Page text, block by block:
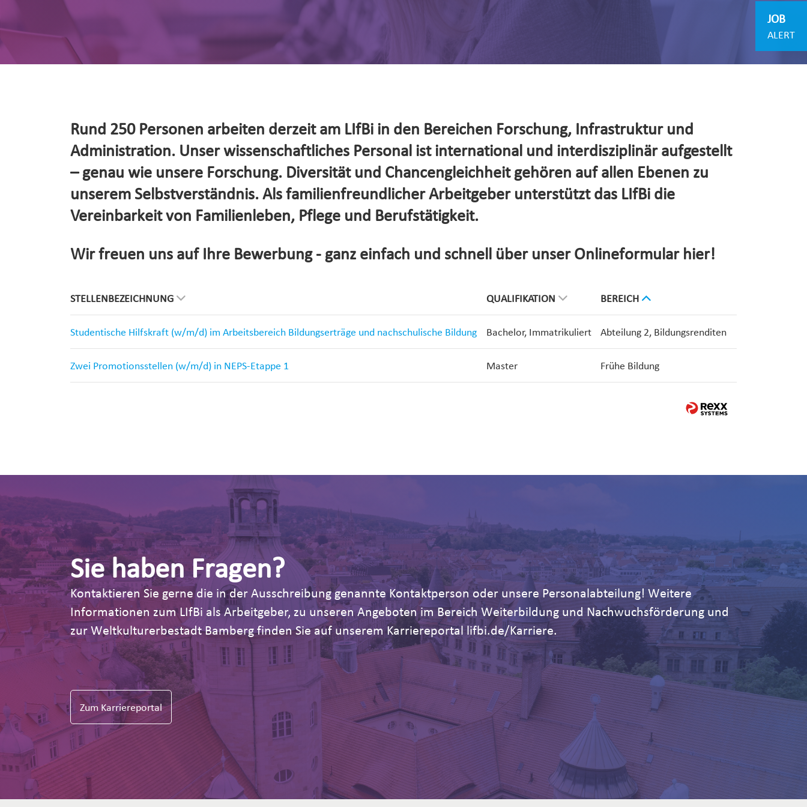
Rund 250 Personen arbeiten derzeit am LIfBi in den Bereichen Forschung, Infrastruktur und
Administration. Unser wissenschaftliches Personal ist international und interdisziplinär aufgestellt
– genau wie unsere Forschung. Diversität und Chancengleichheit gehören auf allen Ebenen zu
unserem Selbstverständnis. Als familienfreundlicher Arbeitgeber unterstützt das LIfBi die
Vereinbarkeit von Familienleben, Pflege und Berufstätigkeit.
Wir freuen uns auf Ihre Bewerbung - ganz einfach und schnell über unser Onlineformular hier!
STELLENBEZEICHNUNG QUALIFIKATION BEREICH
Studentische Hilfskraft (w/m/d) im Arbeitsbereich Bildungserträge und nachschulische Bildung Bachelor, Immatrikuliert Abteilung 2, Bildungsrenditen
Zwei Promotionsstellen (w/m/d) in NEPS-Etappe 1 Master Frühe Bildung
JOB
ALERT
Sie haben Fragen?
Kontaktieren Sie gerne die in der Ausschreibung genannte Kontaktperson oder unsere Personalabteilung! Weitere
Informationen zum LIfBi als Arbeitgeber, zu unseren Angeboten im Bereich Weiterbildung und Nachwuchsförderung und
zur Weltkulturerbestadt Bamberg finden Sie auf unserem Karriereportal lifbi.de/Karriere.
Zum Karriereportal